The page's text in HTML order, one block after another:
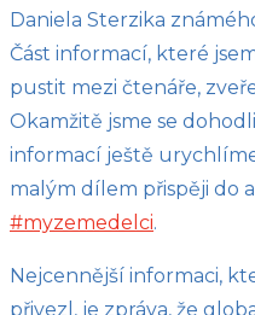
Daniela Sterzika
Část informací, které
pustit mezi čtenáře,
Okamžitě jsme se
informací ještě
malým dílem přispěji do
#myzemedelci.
Nejcennější informaci,
přivezl, je zpráva, že